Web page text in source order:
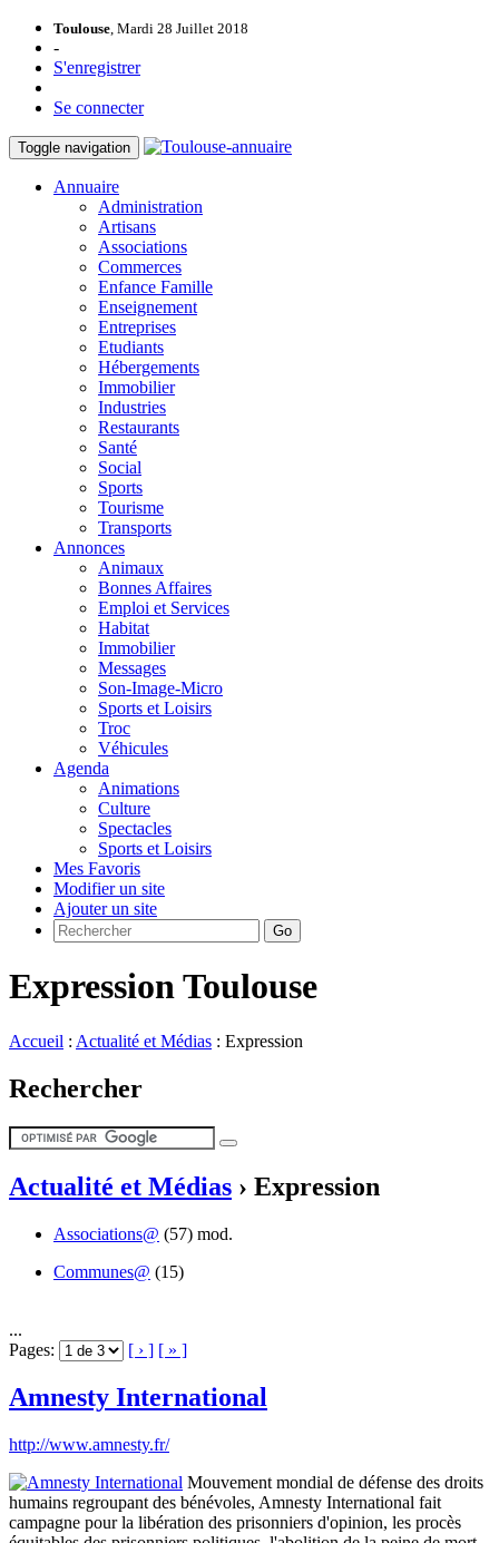
Toulouse, Mardi 28 Juillet 2018
-
S'enregistrer
Se connecter
Toggle navigation
Annuaire
Administration
Artisans
Associations
Commerces
Enfance Famille
Enseignement
Entreprises
Etudiants
Hébergements
Immobilier
Industries
Restaurants
Santé
Social
Sports
Tourisme
Transports
Annonces
Animaux
Bonnes Affaires
Emploi et Services
Habitat
Immobilier
Messages
Son-Image-Micro
Sports et Loisirs
Troc
Véhicules
Agenda
Animations
Culture
Spectacles
Sports et Loisirs
Mes Favoris
Modifier un site
Ajouter un site
Go
Expression Toulouse
Accueil : Actualité et Médias : Expression
Rechercher
Actualité et Médias › Expression
Associations@ (57) mod.
Communes@ (15)
...
Pages:
[ › ] [ » ]
Amnesty International
http://www.amnesty.fr/
Mouvement mondial de défense des droits
humains regroupant des bénévoles, Amnesty International fait
campagne pour la libération des prisonniers d'opinion, les procès